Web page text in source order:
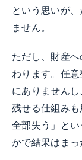
という思いが
ません。
ただし、財産
わります。任
にありません
残せる仕組み
全部失う」と
かで結果はまっ